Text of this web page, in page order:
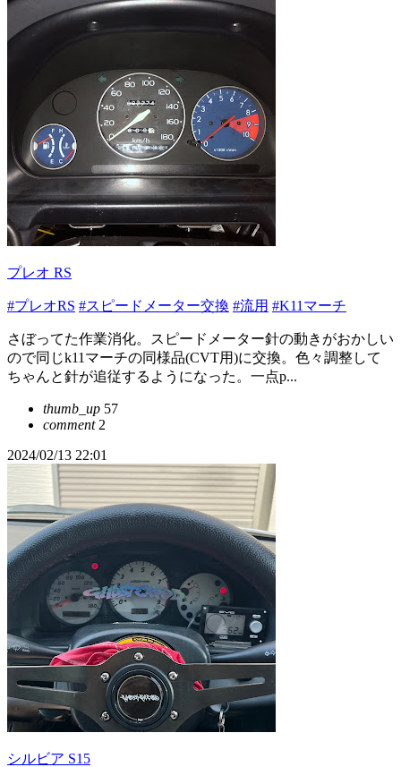
プレオ RS
#プレオRS #スピードメーター交換 #流用 #K11マーチ
さぼってた作業消化。スピードメーター針の動きがおかしい
ので同じk11マーチの同様品(CVT用)に交換。色々調整して
ちゃんと針が追従するようになった。一点p...
thumb_up 57
comment2
2024/02/13 22:01
シルビア S15